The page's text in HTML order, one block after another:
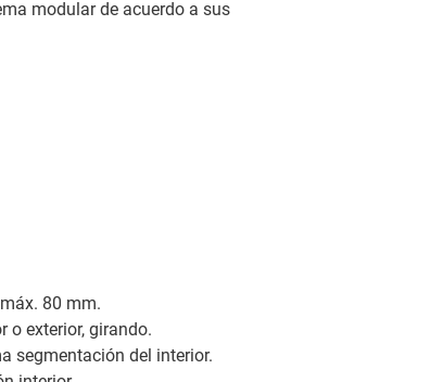
modular de acuerdo a sus
80 mm.
o exterior, girando.
segmentación del interior.